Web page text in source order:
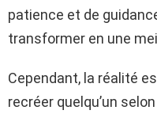
patience et de
transformer en une
Cependant, la réalité
recréer quelqu’un